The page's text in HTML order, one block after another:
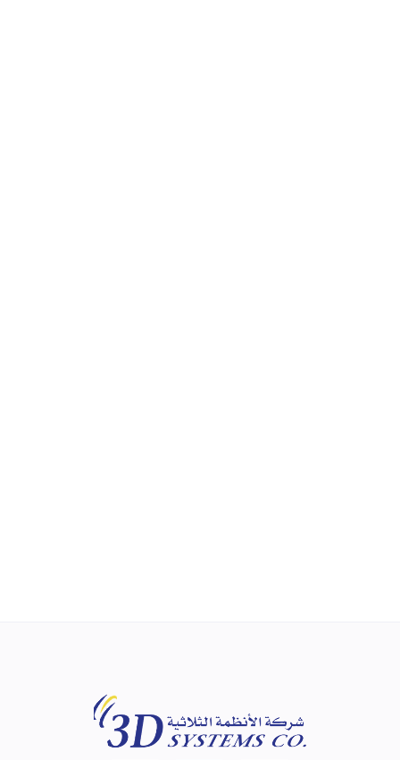
HPRT HT100/HT130 Series